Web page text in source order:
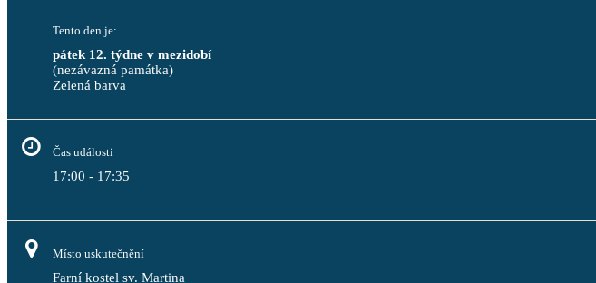
Tento den je:
pátek 12. týdne v mezidobí
(nezávazná památka)
Zelená barva
Čas události
17:00 - 17:35
Místo uskutečnění
Farní kostel sv. Martina